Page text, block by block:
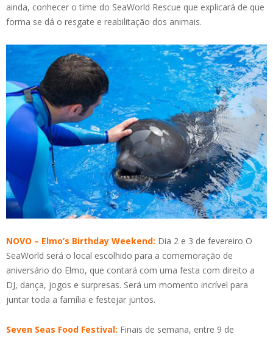
ainda, conhecer o time do SeaWorld Rescue que explicará de que
forma se dá o resgate e reabilitação dos animais.
NOVO – Elmo’s Birthday Weekend: Dia 2 e 3 de fevereiro O
SeaWorld será o local escolhido para a comemoração de
aniversário do Elmo, que contará com uma festa com direito a
DJ, dança, jogos e surpresas. Será um momento incrível para
juntar toda a família e festejar juntos.
Seven Seas Food Festival: Finais de semana, entre 9 de